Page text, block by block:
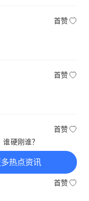
热点资讯
首赞
首赞
首赞
硬刚谁？
首赞